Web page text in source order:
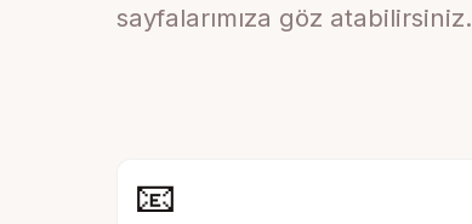
sayfalarımıza göz atabilirsiniz.
📧